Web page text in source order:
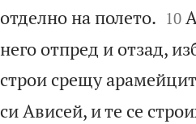
отделно на полето.
10
него отпред и отзад,
строи срещу
си Ависей, и те се